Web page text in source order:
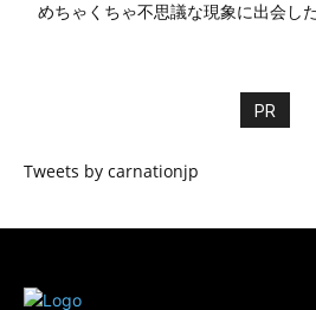
めちゃくちゃ不思議な現象に出会し
PR
Tweets by carnationjp